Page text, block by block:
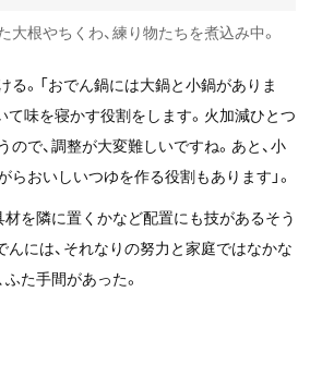
根やちくわ、練り物たちを煮込み中。
る。「おでん鍋には大鍋と小鍋がありま
て味を寝かす役割をします。火加減ひとつ
ので、調整が大変難しいですね。あと、小
おいしいつゆを作る役割もあります」。
材を隣に置くかなど配置にも技があるそう
んには、それなりの努力と家庭ではなかな
た手間があった。